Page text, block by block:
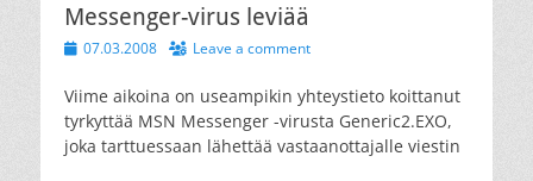
Messenger-virus leviää
Posted
07.03.2008 Leave a comment
Viime aikoina on useampikin yhteystieto koittanut
tyrkyttää MSN Messenger -virusta Generic2.EXO,
joka tarttuessaan lähettää vastaanottajalle viestin